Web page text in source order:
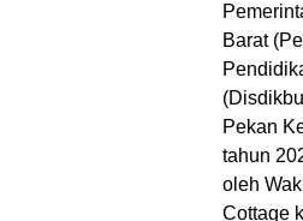
Barat
Pekan
tahun
oleh
Cottage